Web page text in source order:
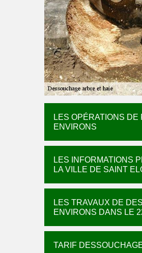
LES OPÉRATIONS
ENVIRONS
LES INFORMATIONS
LA VILLE DE SAINT
LES TRAVAUX DE
ENVIRONS DANS LE
TARIF